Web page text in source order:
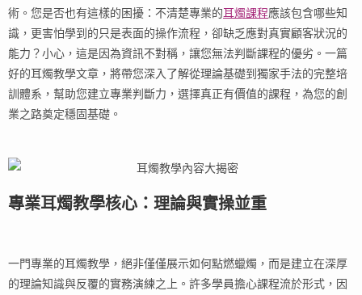
術。您是否也有這樣的困擾：不清楚專業的耳燭課程應該包含哪些知
識，更害怕學到的只是表面的操作流程，卻缺乏應對真實顧客狀況的
能力？小心，這是因為資訊不對稱，讓您無法判斷課程的優劣。一篇
好的耳燭教學文章，將帶您深入了解從理論基礎到獨家手法的完整培
訓體系，幫助您建立專業判斷力，選擇真正有價值的課程，為您的創
業之路奠定穩固基礎。
專業耳燭教學核心：理論與實操並重
一門專業的耳燭教學，絕非僅僅展示如何點燃蠟燭，而是建立在深厚
的理論知識與反覆的實務演練之上。許多學員擔心課程流於形式，因